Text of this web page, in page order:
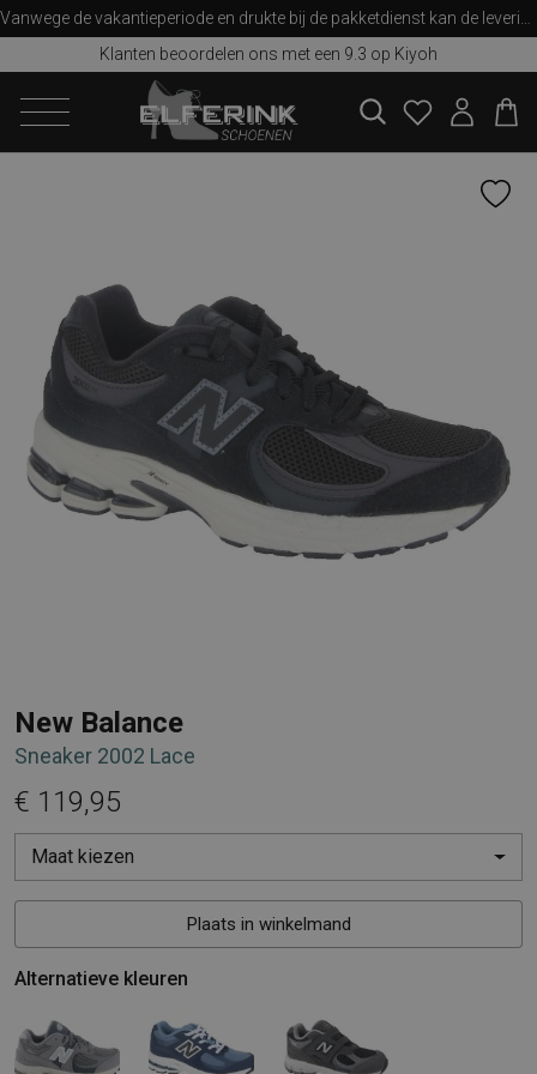
Klanten beoordelen ons met een 9.3 op Kiyoh
zoeken
New Balance
Sneaker 2002 Lace
€ 119,95
Maat kiezen
Plaats in winkelmand
Alternatieve kleuren